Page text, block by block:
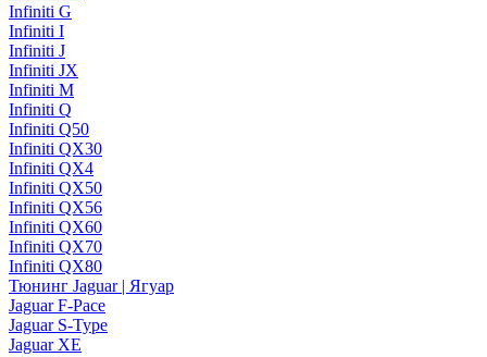
Infiniti G
Infiniti I
Infiniti J
Infiniti JX
Infiniti M
Infiniti Q
Infiniti Q50
Infiniti QX30
Infiniti QX4
Infiniti QX50
Infiniti QX56
Infiniti QX60
Infiniti QX70
Infiniti QX80
Тюнинг Jaguar | Ягуар
Jaguar F-Pace
Jaguar S-Type
Jaguar XE